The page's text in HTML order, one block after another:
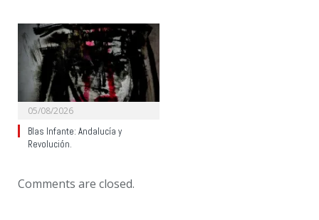
05/08/2026
Blas Infante: Andalucía y
Revolución.
Comments are closed.